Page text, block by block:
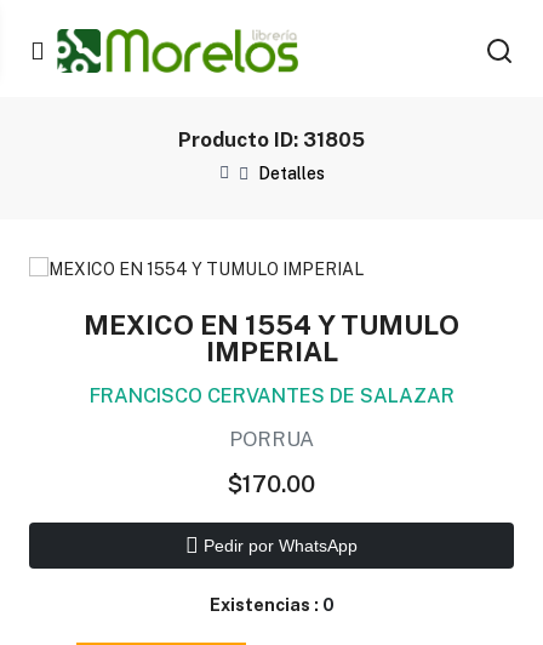
Producto ID: 31805
Detalles
MEXICO EN 1554 Y TUMULO
IMPERIAL
FRANCISCO CERVANTES DE SALAZAR
PORRUA
$170.00
Pedir por WhatsApp
Existencias : 0